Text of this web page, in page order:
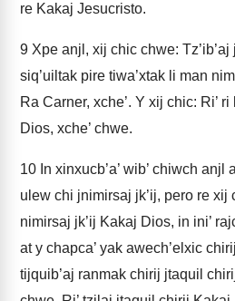
re Kakaj Jesucristo.
9 Xpe anjl, xij chic chwe:
siq’uiltak pire tiwa’xtak li man
Ra Carner, xche’. Y xij chic: Ri’
Dios, xche’ chwe.
10 In xinxucb’a’ wib’ chiwch
ulew chi jnimirsaj jk’ij, pero re xij
nimirsaj jk’ij Kakaj Dios, in ini’
at y chapca’ yak awech’elxic
tijquib’aj ranmak chirij jtaquil